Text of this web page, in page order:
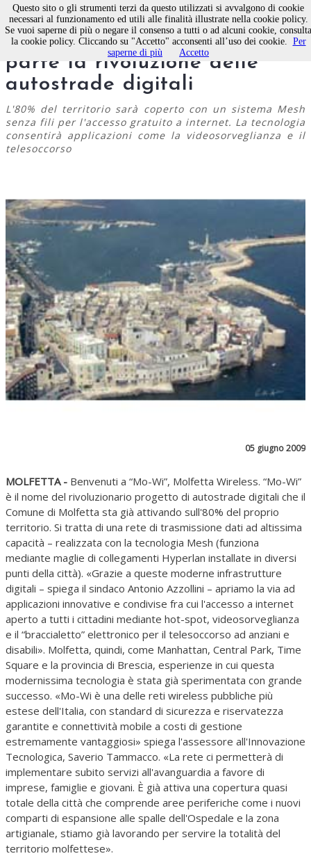
Mo-Wi, Molfetta Wirelles
parte la rivoluzione delle
autostrade digitali
L'80% del territorio sarà coperto con un sistema Mesh
senza fili per l'accesso gratuito a internet. La tecnologia
consentirà applicazioni come la videosorveglianza e il
telesoccorso
05 giugno 2009
MOLFETTA - Benvenuti a “Mo-Wi”, Molfetta Wireless. “Mo-Wi”
è il nome del rivoluzionario progetto di autostrade digitali che il
Comune di Molfetta sta già attivando sull'80% del proprio
territorio. Si tratta di una rete di trasmissione dati ad altissima
capacità – realizzata con la tecnologia Mesh (funziona
mediante maglie di collegamenti Hyperlan installate in diversi
punti della città). «Grazie a queste moderne infrastrutture
digitali – spiega il sindaco Antonio Azzollini – apriamo la via ad
applicazioni innovative e condivise fra cui l'accesso a internet
aperto a tutti i cittadini mediante hot-spot, videosorveglianza
e il “braccialetto” elettronico per il telesoccorso ad anziani e
disabili». Molfetta, quindi, come Manhattan, Central Park, Time
Square e la provincia di Brescia, esperienze in cui questa
modernissima tecnologia è stata già sperimentata con grande
successo. «Mo-Wi è una delle reti wireless pubbliche più
estese dell'Italia, con standard di sicurezza e riservatezza
garantite e connettività mobile a costi di gestione
estremamente vantaggiosi» spiega l'assessore all'Innovazione
Tecnologica, Saverio Tammacco. «La rete ci permetterà di
implementare subito servizi all'avanguardia a favore di
imprese, famiglie e giovani. È già attiva una copertura quasi
totale della città che comprende aree periferiche come i nuovi
comparti di espansione alle spalle dell'Ospedale e la zona
artigianale, stiamo già lavorando per servire la totalità del
territorio molfettese».
Questo sito o gli strumenti terzi da questo utilizzati si avvalgono di cookie
necessari al funzionamento ed utili alle finalità illustrate nella cookie policy.
Se vuoi saperne di più o negare il consenso a tutti o ad alcuni cookie, consulta
la cookie policy. Cliccando su "Accetto" acconsenti all’uso dei cookie. Per
saperne di più
Accetto